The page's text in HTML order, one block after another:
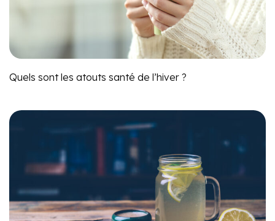
Quels sont les atouts santé de l’hiver ?